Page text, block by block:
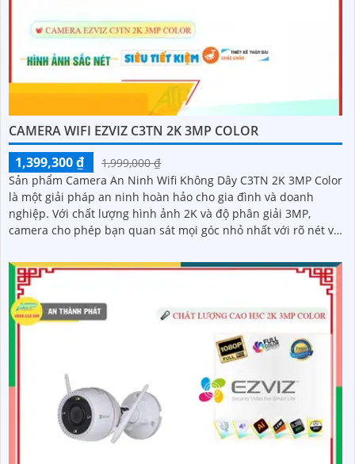
CAMERA WIFI EZVIZ C3TN 2K 3MP COLOR
1,399,300 ₫
1,999,000 ₫
Sản phẩm Camera An Ninh Wifi Không Dây C3TN 2K 3MP Color
là một giải pháp an ninh hoàn hảo cho gia đình và doanh
nghiệp. Với chất lượng hình ảnh 2K và độ phân giải 3MP,
camera cho phép bạn quan sát mọi góc nhỏ nhất với rõ nét và